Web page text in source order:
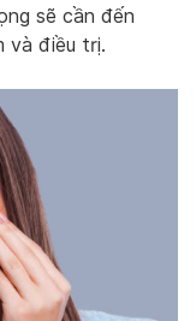
sẽ cần đến
và điều trị.